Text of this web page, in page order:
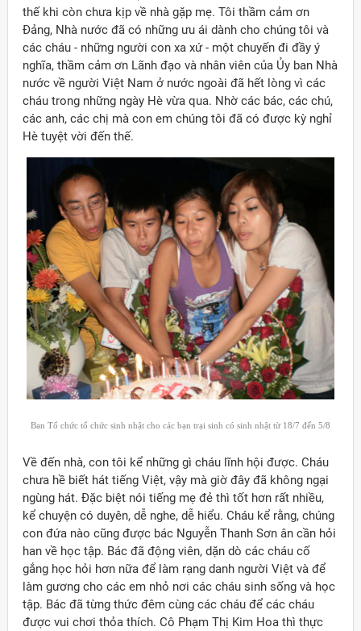
thế khi còn chưa kịp về nhà gặp mẹ. Tôi thầm cảm ơn
Đảng, Nhà nước đã có những ưu ái dành cho chúng tôi và
các cháu - những người con xa xứ - một chuyến đi đầy ý
nghĩa, thầm cảm ơn Lãnh đạo và nhân viên của Ủy ban Nhà
nước về người Việt Nam ở nước ngoài đã hết lòng vì các
cháu trong những ngày Hè vừa qua. Nhờ các bác, các chú,
các anh, các chị mà con em chúng tôi đã có được kỳ nghỉ
Hè tuyệt vời đến thế.
Ban Tổ chức tổ chức sinh nhật cho các bạn trại sinh có sinh nhật từ 18/7 đến 5/8
Về đến nhà, con tôi kể những gì cháu lĩnh hội được. Cháu
chưa hề biết hát tiếng Việt, vậy mà giờ đây đã không ngại
ngùng hát. Đặc biệt nói tiếng mẹ đẻ thì tốt hơn rất nhiều,
kể chuyện có duyên, dễ nghe, dễ hiểu. Cháu kể rằng, chúng
con đứa nào cũng được bác Nguyễn Thanh Sơn ân cần hỏi
han về học tập. Bác đã động viên, dặn dò các cháu cố
gắng học hỏi hơn nữa để làm rạng danh người Việt và để
làm gương cho các em nhỏ nơi các cháu sinh sống và học
tập. Bác đã từng thức đêm cùng các cháu để các cháu
được vui chơi thỏa thích. Cô Phạm Thị Kim Hoa thì thực